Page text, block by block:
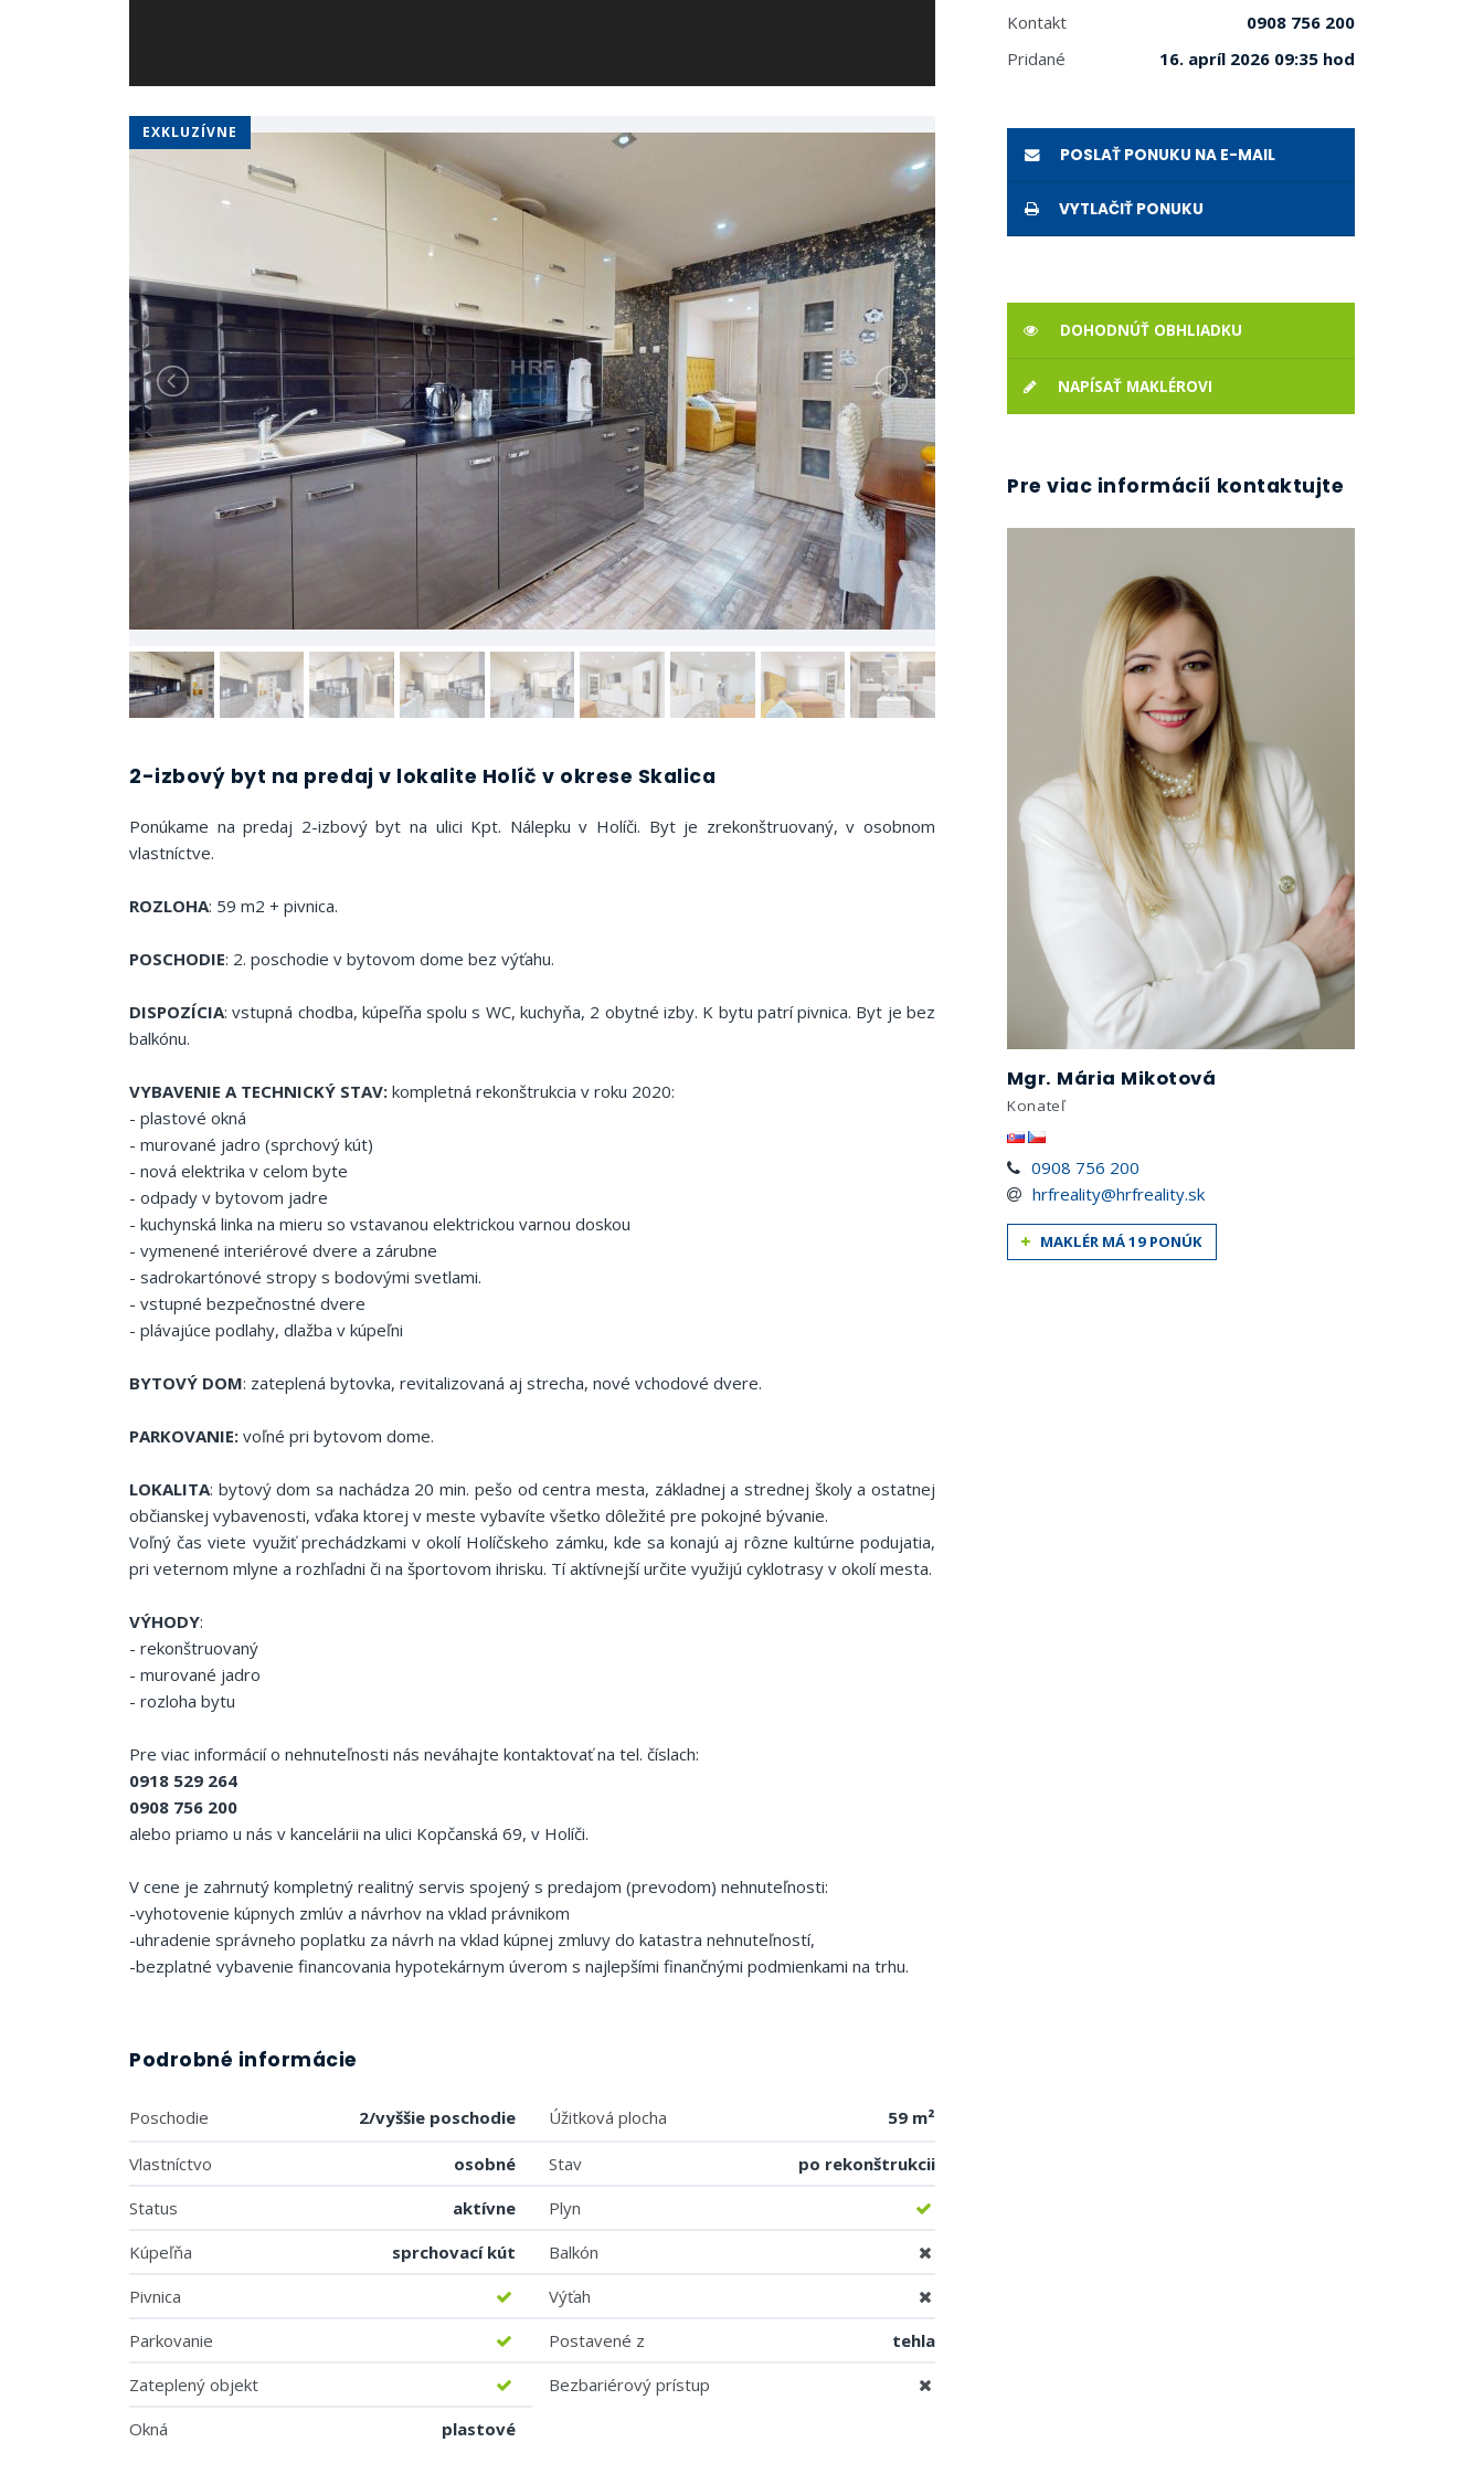
EXKLUZÍVNE
2-izbový byt na predaj v lokalite Holíč v okrese Skalica
Ponúkame na predaj 2-izbový byt na ulici Kpt. Nálepku v Holíči. Byt je zrekonštruovaný, v osobnom
vlastníctve.
ROZLOHA: 59 m2 + pivnica.
POSCHODIE: 2. poschodie v bytovom dome bez výťahu.
DISPOZÍCIA: vstupná chodba, kúpeľňa spolu s WC, kuchyňa, 2 obytné izby. K bytu patrí pivnica. Byt je bez
balkónu.
VYBAVENIE A TECHNICKÝ STAV: kompletná rekonštrukcia v roku 2020:
- plastové okná
- murované jadro (sprchový kút)
- nová elektrika v celom byte
- odpady v bytovom jadre
- kuchynská linka na mieru so vstavanou elektrickou varnou doskou
- vymenené interiérové dvere a zárubne
- sadrokartónové stropy s bodovými svetlami.
- vstupné bezpečnostné dvere
- plávajúce podlahy, dlažba v kúpeľni
BYTOVÝ DOM: zateplená bytovka, revitalizovaná aj strecha, nové vchodové dvere.
PARKOVANIE: voľné pri bytovom dome.
LOKALITA: bytový dom sa nachádza 20 min. pešo od centra mesta, základnej a strednej školy a ostatnej
občianskej vybavenosti, vďaka ktorej v meste vybavíte všetko dôležité pre pokojné bývanie.
Voľný čas viete využiť prechádzkami v okolí Holíčskeho zámku, kde sa konajú aj rôzne kultúrne podujatia,
pri veternom mlyne a rozhľadni či na športovom ihrisku. Tí aktívnejší určite využijú cyklotrasy v okolí mesta.
VÝHODY:
- rekonštruovaný
- murované jadro
- rozloha bytu
Pre viac informácií o nehnuteľnosti nás neváhajte kontaktovať na tel. číslach:
0918 529 264
0908 756 200
alebo priamo u nás v kancelárii na ulici Kopčanská 69, v Holíči.
V cene je zahrnutý kompletný realitný servis spojený s predajom (prevodom) nehnuteľnosti:
-vyhotovenie kúpnych zmlúv a návrhov na vklad právnikom
-uhradenie správneho poplatku za návrh na vklad kúpnej zmluvy do katastra nehnuteľností,
-bezplatné vybavenie financovania hypotekárnym úverom s najlepšími finančnými podmienkami na trhu.
Podrobné informácie
Poschodie 2/vyššie poschodie Úžitková plocha 59 m²
Vlastníctvo osobné Stav
po rekonštrukcii
Status
aktívne
Plyn
Kúpeľňa
sprchovací kút
Balkón
Pivnica
Výťah
Parkovanie
Postavené z
tehla
Zateplený objekt
Bezbariérový prístup
Okná
plastové
Kontakt
0908 756 200
Pridané
16. apríl 2026 09:35 hod
POSLAŤ PONUKU NA E-MAIL
VYTLAČIŤ PONUKU
DOHODNÚŤ OBHLIADKU
NAPÍSAŤ MAKLÉROVI
Pre viac informácií kontaktujte
Mgr. Mária Mikotová
Konateľ
0908 756 200
hrfreality@hrfreality.sk
MAKLÉR MÁ 19 PONÚK